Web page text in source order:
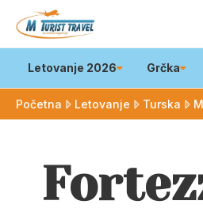
Letovanje 2026 Grčka
Početna Letovanje Turska